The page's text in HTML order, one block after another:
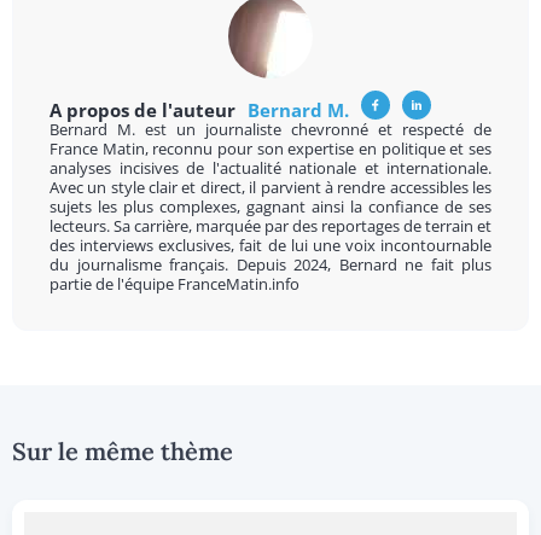
A propos de l'auteur Bernard M.
Bernard M. est un journaliste chevronné et respecté de
France Matin, reconnu pour son expertise en politique et ses
analyses incisives de l'actualité nationale et internationale.
Avec un style clair et direct, il parvient à rendre accessibles les
sujets les plus complexes, gagnant ainsi la confiance de ses
lecteurs. Sa carrière, marquée par des reportages de terrain et
des interviews exclusives, fait de lui une voix incontournable
du journalisme français. Depuis 2024, Bernard ne fait plus
partie de l'équipe FranceMatin.info
Sur le même thème